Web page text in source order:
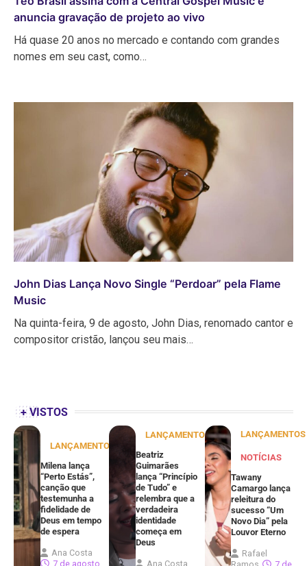
anuncia gravação de projeto ao vivo
Há quase 20 anos no mercado e contando com grandes
nomes em seu cast, como…
John Dias Lança Novo Single “Perdoar” pela Flame
Music
Na quinta-feira, 9 de agosto, John Dias, renomado cantor e
compositor cristão, lançou seu mais…
+ VISTOS
LANÇAMENTOS
Milena lança
“Perto Estás”,
canção que
testemunha a
fidelidade de
Deus em tempo
de espera
Ana Costa
7 de agosto
LANÇAMENTOS
Beatriz
Guimarães
lança “Princípio
de Tudo” e
relembra que a
verdadeira
identidade
começa em
Deus
Ana Costa
LANÇAMENTOS
NOTÍCIAS
Tawany
Camargo lança
releitura do
sucesso “Um
Novo Dia” pela
Louvor Eterno
Rafael